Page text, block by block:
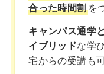
合った時間割を
キャンパス通学
イブリッドな学
宅からの受講も可